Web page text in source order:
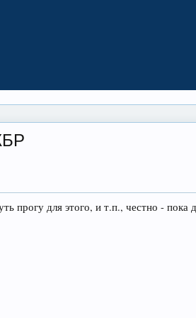
прогу для этого, и т.п., честно -